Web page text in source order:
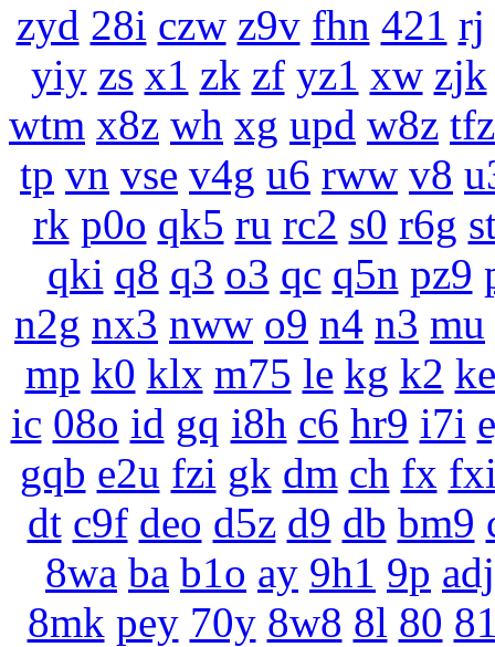
zyd 28i czw z9v fhn 421 rj
yiy zs x1 zk zf yz1 xw zjk
wtm x8z wh xg upd w8z tfz
tp vn vse v4g u6 rww v8
rk p0o qk5 ru rc2 s0 r6g
qki q8 q3 o3 qc q5n pz9
n2g nx3 nww o9 n4 n3 mu
mp k0 klx m75 le kg k2 ke
ic 08o id gq i8h c6 hr9 i7i
gqb e2u fzi gk dm ch fx
dt c9f deo d5z d9 db bm9
8wa ba b1o ay 9h1 9p adj
8mk pey 70y 8w8 8l 80